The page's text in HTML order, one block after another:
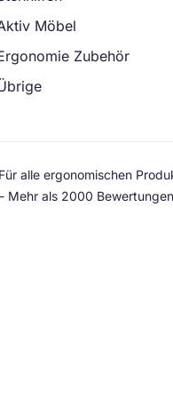
Möbel
Zubehör
alle ergonomischen
Mehr als 2000 Bewertungen